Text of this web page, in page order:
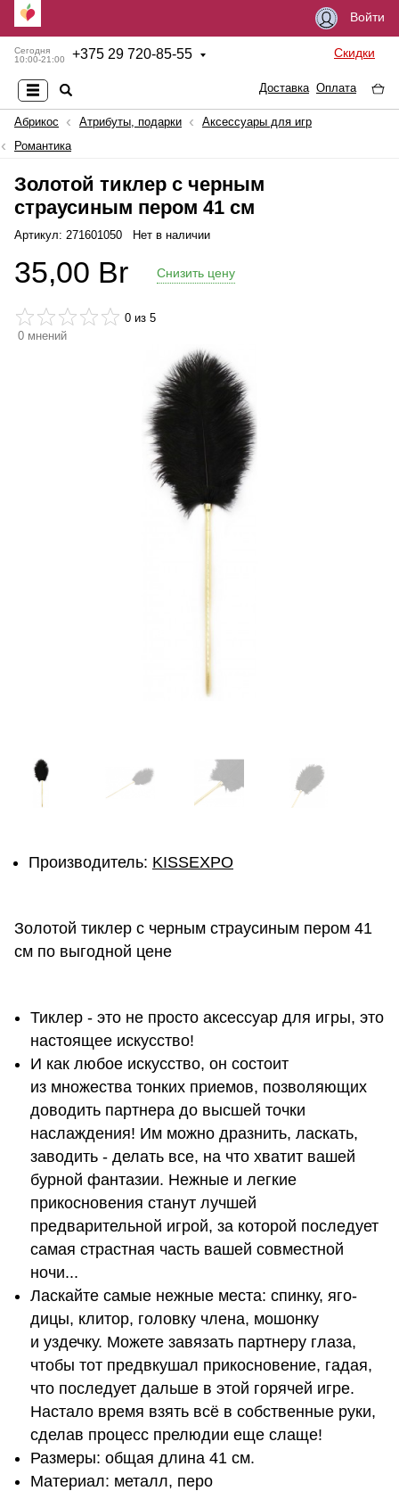
Войти
Сегодня
10:00-21:00
+375 29 720-85-55 Скидки
Доставка Оплата
Абрикос Атрибуты, подарки
Аксессуары для игр
Романтика
Золотой тиклер с черным
страусиным пером 41 см
Артикул: 271601050 Нет в наличии
35,00 Br Снизить цену
0 из 5
0 мнений
Производитель: KISSEXPO
Золотой тиклер с черным страусиным пером 41
см по выгодной цене
Тиклер - это не просто аксессуар для игры, это
настоящее искусство!
И как любое искусство, он состоит
из множества тонких приемов, позволяющих
доводить партнера до высшей точки
наслаждения! Им можно дразнить, лас­кать,
заводить - делать все, на что хватит вашей
бурной фан­та­зии. Нежные и легкие
прикосновения станут лучшей
предварительной игрой, за которой последует
самая страстная часть вашей совместной
ночи...
Лас­кайте самые неж­ные места: спинку, яго­
дицы, кли­тор, головку члена, мошонку
и уздечку. Можете завязать партнеру глаза,
чтобы тот предвкушал прикосновение, гадая,
что последует дальше в этой горячей игре.
Настало время взять всё в собственные руки,
сделав процесс прелюдии еще слаще!
Размеры: общая длина 41 см.
Материал: металл, перо